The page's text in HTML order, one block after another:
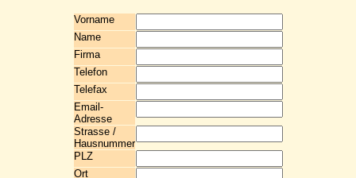
Vorname
Name
Firma
Telefon
Telefax
Email-
Adresse
Strasse /
Hausnummer
PLZ
Ort